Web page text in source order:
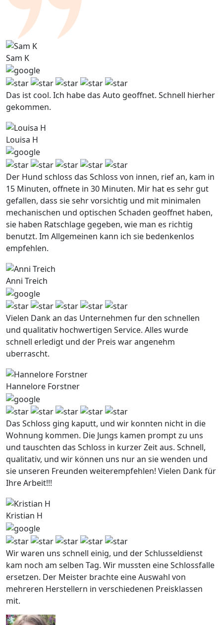
Sam K
Das ist cool. Ich habe das Auto geoffnet. Schnell hierher
gekommen.
Louisa H
Der Hund schloss das Schloss von innen, rief an, kam in
15 Minuten, offnete in 30 Minuten. Mir hat es sehr gut
gefallen, dass sie sehr vorsichtig und mit minimalen
mechanischen und optischen Schaden geoffnet haben,
sie haben Ratschlage gegeben, wie man es richtig
benutzt. Im Allgemeinen kann ich sie bedenkenlos
empfehlen.
Anni Treich
Vielen Dank an das Unternehmen fur den schnellen
und qualitativ hochwertigen Service. Alles wurde
schnell erledigt und der Preis war angenehm
uberrascht.
Hannelore Forstner
Das Schloss ging kaputt, und wir konnten nicht in die
Wohnung kommen. Die Jungs kamen prompt zu uns
und tauschten das Schloss in kurzer Zeit aus. Schnell,
qualitativ, und wir können uns nur an sie wenden und
sie unseren Freunden weiterempfehlen! Vielen Dank für
Ihre Arbeit!!!
Kristian H
Wir waren uns schnell einig, und der Schlusseldienst
kam noch am selben Tag. Wir mussten eine Schlossfalle
ersetzen. Der Meister brachte eine Auswahl von
mehreren Herstellern in verschiedenen Preisklassen
mit.